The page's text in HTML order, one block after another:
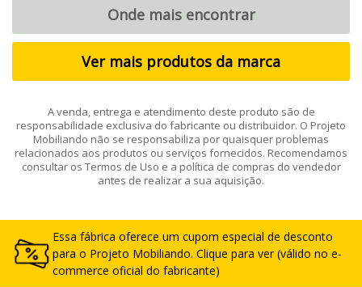
Onde mais encontrar
Ver mais produtos da marca
A venda, entrega e atendimento deste produto são de
responsabilidade exclusiva do fabricante ou distribuidor. O Projeto
Mobiliando não se responsabiliza por quaisquer problemas
relacionados aos produtos ou serviços fornecidos. Recomendamos
consultar os Termos de Uso e a política de compras do vendedor
antes de realizar a sua aquisição.
Essa fábrica oferece um cupom especial de desconto
para o Projeto Mobiliando. Clique para ver (válido no e-
commerce oficial do fabricante)